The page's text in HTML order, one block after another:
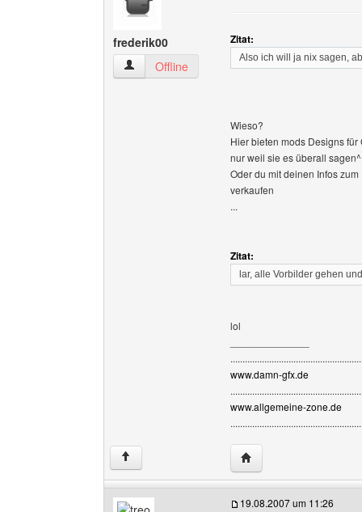
frederik00
frederik00 Benutzer-Profile anzeigen
Offline
Zitat:
Also ich will ja nix sagen,
Wieso?
Hier bieten mods Designs
nur weil sie es überall
Oder du mit deinen Infos
verkaufen
...
Zitat:
lar, alle Vorbilder gehen
lol
www.damn-gfx.de
www.allgemeine-zone.de
↑ Website dieses
19.08.2007 um 11:26